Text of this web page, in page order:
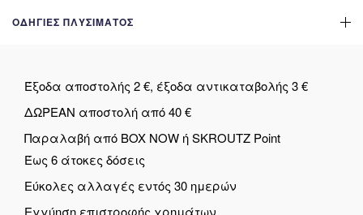
ΟΔΗΓΊΕΣ ΠΛΥΣΊΜΑΤΟΣ
Έξοδα αποστολής 2 €, έξοδα αντικαταβολής 3 €
ΔΩΡΕΑΝ αποστολή από 40 €
Παραλαβή από BOX NOW ή SKROUTZ Point
Έως 6 άτοκες δόσεις
Εύκολες αλλαγές εντός 30 ημερών
Εγγύηση επιστροφής χρημάτων